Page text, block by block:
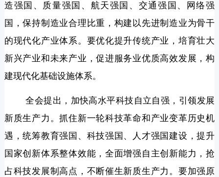
造强国、质量强国、航天强国、交通强国、网络强
国，保持制造业合理比重，构建以先进制造业为骨干
的现代化产业体系。要优化提升传统产业，培育壮大
新兴产业和未来产业，促进服务业优质高效发展，构
建现代化基础设施体系。
全会提出，加快高水平科技自立自强，引领发展
新质生产力。抓住新一轮科技革命和产业变革历史机
遇，统筹教育强国、科技强国、人才强国建设，提升
国家创新体系整体效能，全面增强自主创新能力，抢
占科技发展制高点，不断催生新质生产力。要加强原